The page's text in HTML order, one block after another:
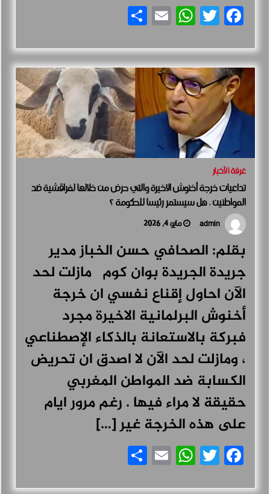
Facebook
Twitter
WhatsApp
Email
غرفة الأخبار
تداعيات خرجة أخنوش الاخيرة والتي حرض من خلالها لفراقشية ضد
المواطنين . هل سيستمر رئيسا للحكومة ؟
admin مايو 4, 2026
بقلم: الصحافي حسن الخباز مدير
جريدة الجريدة بوان كوم مازلت لحد
الآن احاول إقناع نفسي ان خرجة
أخنوش البرلمانية الاخيرة مجرد
فبركة بالاستعانة بالذكاء الإصطناعي
، ومازلت لحد الآن لا اصدق ان تحريض
الكسابة ضد المواطن المغربي
حقيقة لا مراء فيها . رغم مرور ايام
على هذه الخرجة غير […]
Facebook
Twitter
WhatsApp
Email